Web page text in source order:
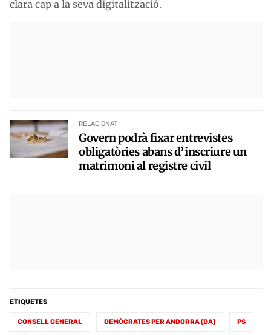
clara cap a la seva digitalització.
RELACIONAT
Govern podrà fixar entrevistes
obligatòries abans d’inscriure un
matrimoni al registre civil
ETIQUETES
CONSELL GENERAL DEMÒCRATES PER ANDORRA (DA) PS